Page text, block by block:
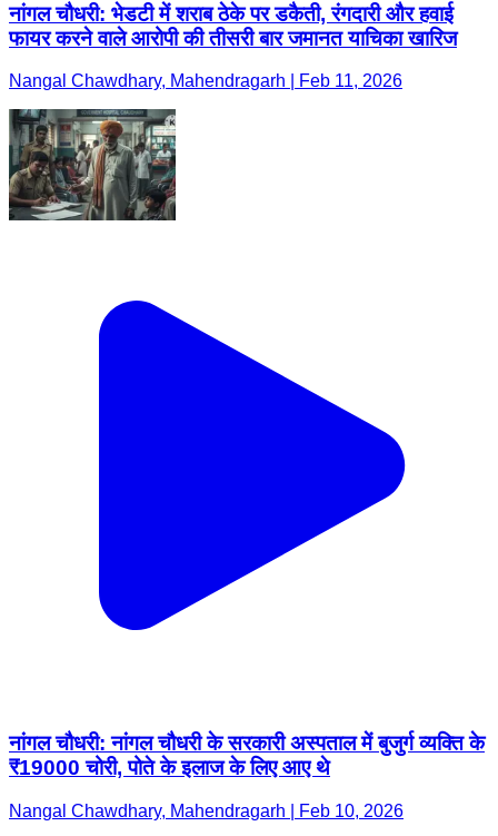
नांगल चौधरी: भेडटी में शराब ठेके पर डकैती, रंगदारी और हवाई
फायर करने वाले आरोपी की तीसरी बार जमानत याचिका खारिज
Nangal Chawdhary, Mahendragarh | Feb 11, 2026
नांगल चौधरी: नांगल चौधरी के सरकारी अस्पताल में बुजुर्ग व्यक्ति के
₹19000 चोरी, पोते के इलाज के लिए आए थे
Nangal Chawdhary, Mahendragarh | Feb 10, 2026